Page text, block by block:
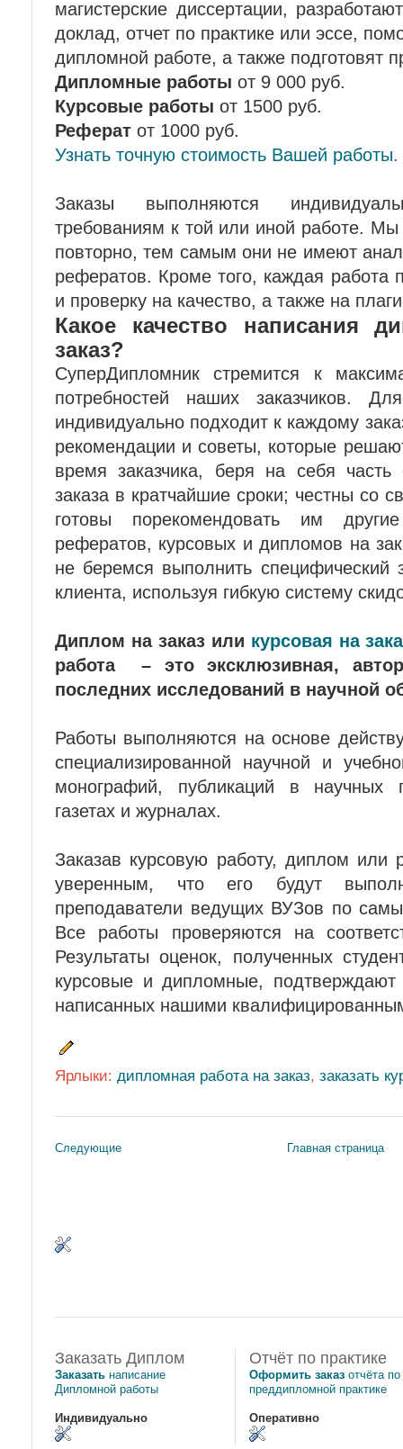
магистерские диссертации,
доклад, отчет по практике или эссе,
дипломной работе, а также подготовят
Дипломные работы от 9 000 руб.
Курсовые работы от 1500 руб.
Реферат от 1000 руб.
Узнать точную стоимость Вашей работы.
Заказы выполняются
требованиям к той или иной работе.
повторно, тем самым они не имеют
рефератов. Кроме того, каждая работа
и проверку на качество, а также на
Какое качество написания
заказ?
СуперДипломник стремится к
потребностей наших заказчиков.
индивидуально подходит к каждому
рекомендации и советы, которые
время заказчика, беря на себя
заказа в кратчайшие сроки; честны со
готовы порекомендовать им
рефератов, курсовых и дипломов на
не беремся выполнить специфический
клиента, используя гибкую систему
Диплом на заказ или курсовая на
работа – это эксклюзивная,
последних исследований в научной
Работы выполняются на основе
специализированной научной и
монографий, публикаций в научных
газетах и журналах.
Заказав курсовую работу, диплом
уверенным, что его будут
преподаватели ведущих ВУЗов по
Все работы проверяются на
Результаты оценок, полученных
курсовые и дипломные, подтверждают
написанных нашими
Ярлыки: дипломная работа на заказ, заказать
Следующие Главная страница
Заказать Диплом
Заказать написание
Дипломной работы
Индивидуально
Отчёт по практике
Оформить заказ отчёта по
преддипломной практике
Оперативно